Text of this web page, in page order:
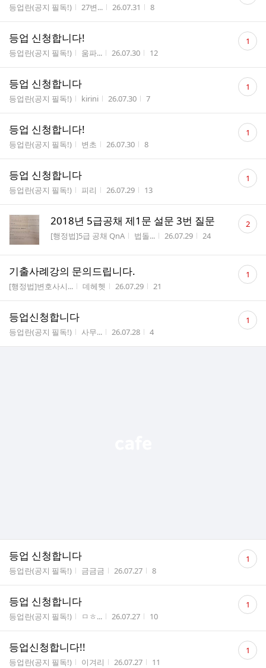
게시판명
등업란(공지 필독!) 작성자
27변... 작성시간
26.07.31 조회수
8
등업 신청합니다!
게시판명
등업란(공지 필독!) 작성자
움파... 작성시간
26.07.30 조회수
12
댓
글 1
등업 신청합니다
게시판명
등업란(공지 필독!) 작성자
kirini 작성시간
26.07.30 조회수
7
댓
글 1
등업 신청합니다!
게시판명
등업란(공지 필독!) 작성자
변초 작성시간
26.07.30 조회수
8
댓
글 1
등업 신청합니다
게시판명
등업란(공지 필독!) 작성자
피리 작성시간
26.07.29 조회수
13
댓
글 1
2018년 5급공채 제1문 설문 3번 질문
게시판명
[행정법]5급 공채 QnA 작성자
법돌... 작성시간
26.07.29 조회수
24
댓
글 2
기출사례강의 문의드립니다.
게시판명
[행정법]변호사시... 작성자
데헤헷 작성시간
26.07.29 조회수
21
댓
글 1
등업신청합니다
게시판명
등업란(공지 필독!) 작성자
사무... 작성시간
26.07.28 조회수
4
댓
글 1
등업 신청합니다
게시판명
등업란(공지 필독!) 작성자
금금금 작성시간
26.07.27 조회수
8
댓
글 1
등업 신청합니다
게시판명
등업란(공지 필독!) 작성자
ㅁㅎ... 작성시간
26.07.27 조회수
10
댓
글 1
등업신청합니다!!
게시판명
등업란(공지 필독!) 작성자
이겨리 작성시간
26.07.27 조회수
11
댓
글 1